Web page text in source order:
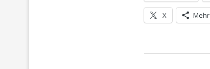
X Mehr